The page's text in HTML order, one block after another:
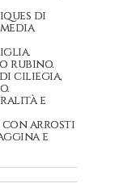
di
rubino.
ciliegia,
e
con arrosti
e